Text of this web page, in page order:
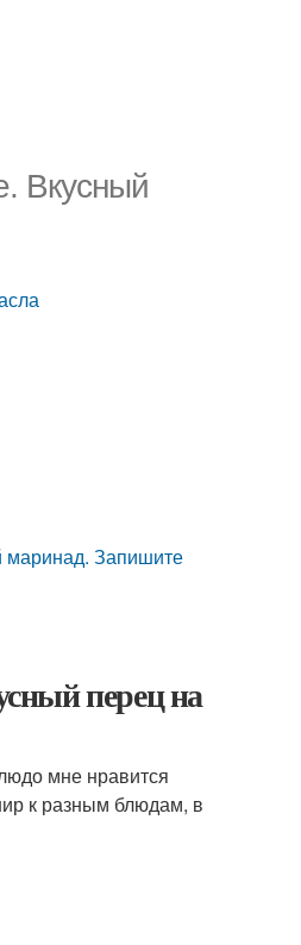
Вкусный
маринад. Запишите
перец на
мне нравится
к разным блюдам, в